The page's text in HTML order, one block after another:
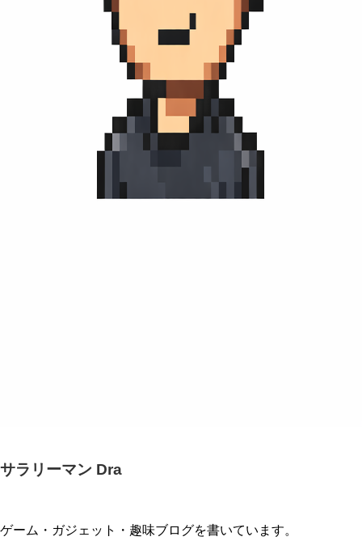
サラリーマン Dra
ゲーム・ガジェット・趣味ブログを書いています。